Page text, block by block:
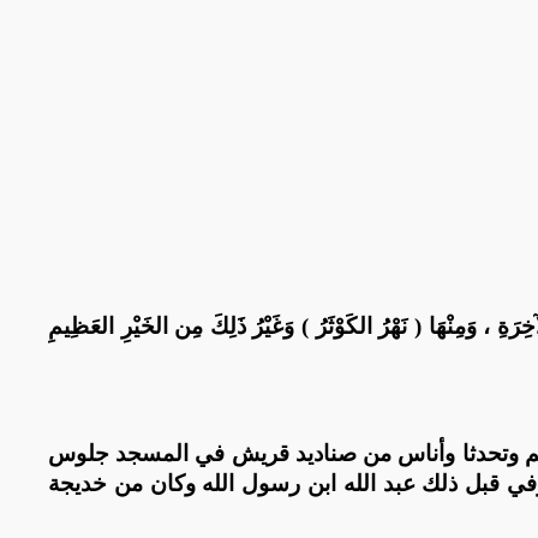
، وَمِنْهَا ( نَهْرُ الكَوْثَرُ ) وَغَيْرُ ذَلِكَ مِن الخَيْرِ العَظِيمِ
وتحدثا وأناس من صناديد قريش في المسجد جلوس
قبل ذلك عبد الله ابن رسول الله وكان من خديجة